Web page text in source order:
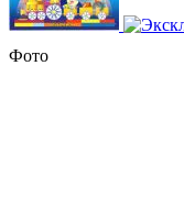
Фото